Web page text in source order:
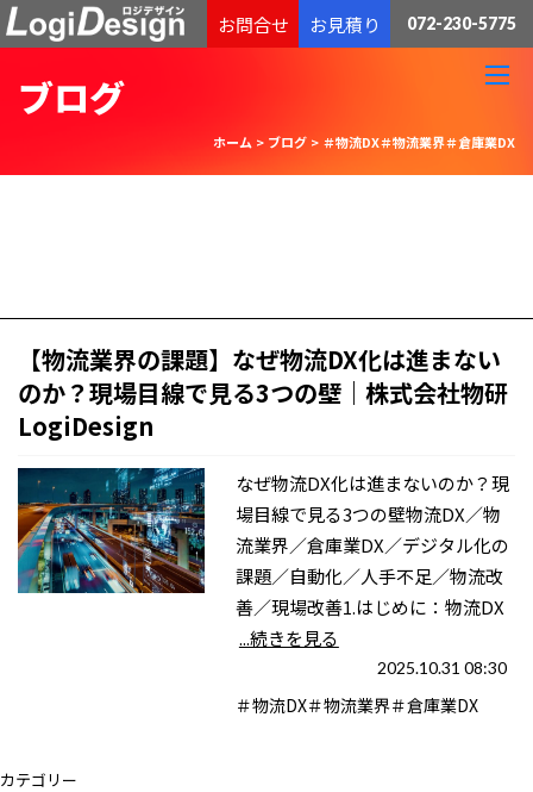
通販物流専門 低価格・発送代行のロジデザイン
お問合せ お見積り 072-230-5775
ブログ
ホーム > ブログ > ＃物流DX＃物流業界＃倉庫業DX
【物流業界の課題】なぜ物流DX化は進まない
のか？現場目線で見る3つの壁｜株式会社物研
LogiDesign
なぜ物流DX化は進まないのか？現
場目線で見る3つの壁物流DX／物
流業界／倉庫業DX／デジタル化の
課題／自動化／人手不足／物流改
善／現場改善1.はじめに：物流DX
...続きを見る
2025.10.31 08:30
＃物流DX＃物流業界＃倉庫業DX
カテゴリー